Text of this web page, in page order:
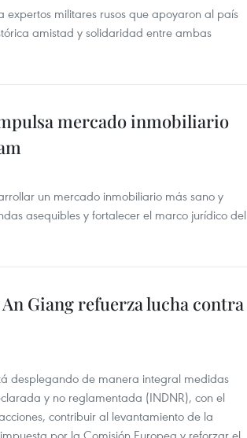
expertos militares rusos que apoyaron al país
amistad y solidaridad entre ambas
mercado inmobiliario
un mercado inmobiliario más sano y
asequibles y fortalecer el marco jurídico del
Giang refuerza lucha contra
desplegando de manera integral medidas
y no reglamentada (INDNR), con el
contribuir al levantamiento de la
por la Comisión Europea y reforzar el